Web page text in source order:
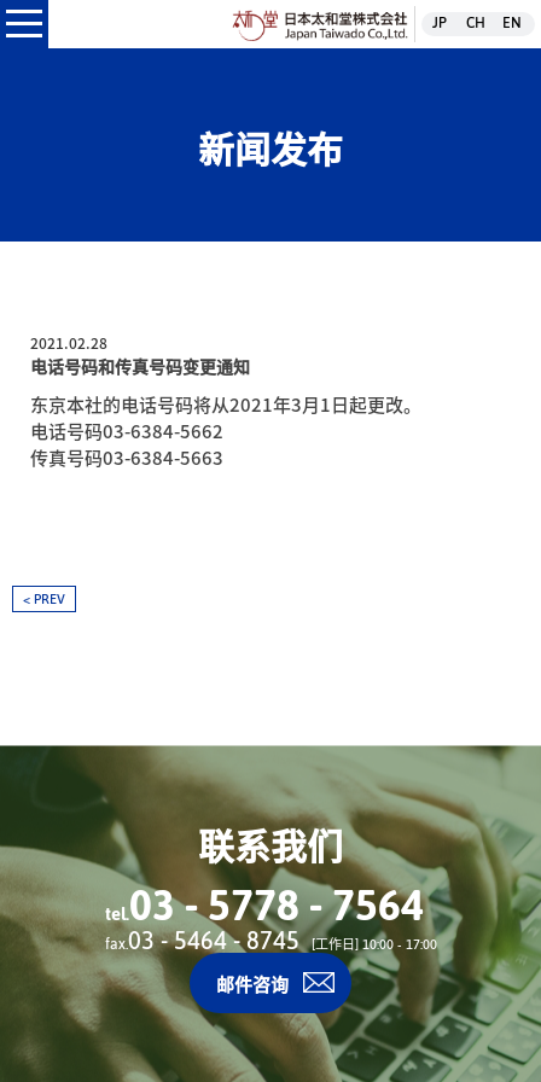
日本太和堂株
太和堂株式会社
JP CH EN
新闻发布
2021.02.28
电话号码和传真号码变更通知
东京本社的电话号码将从2021年3月1日起更改。
电话号码03-6384-5662
传真号码03-6384-5663
< PREV
联系我们
tel.03 - 5778 - 7564
fax.03 - 5464 - 8745 [工作日] 10:00 - 17:00
邮件咨询